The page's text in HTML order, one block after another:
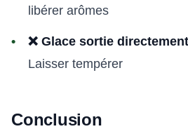
libérer arômes
❌ Glace sortie
Laisser tempérer
Conclusion